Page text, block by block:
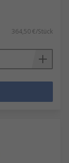
364,50 €/Stück